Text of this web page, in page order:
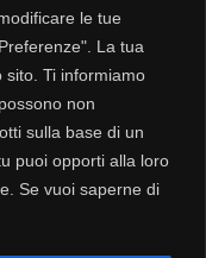
le tue
La tua
sito. Ti informiamo
non
sulla base di un
puoi opporti alla loro
Se vuoi saperne di